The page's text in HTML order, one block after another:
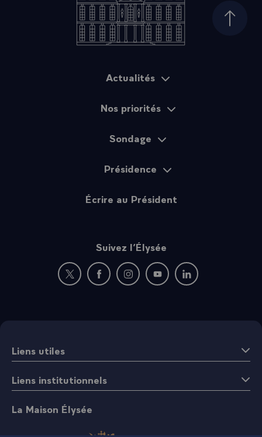
Haut
Actualités
Nos priorités
Sondage
Présidence
Écrire au Président
Suivez l’Élysée
Nouvelle fenêtre : rejoignez-nous sur Twitter
Nouvelle fenêtre : rejoignez-nous sur
Nouvelle fenêtre : rejoignez-nous
Nouvelle fenêtre :
Nouvelle fenêtre :
Liens utiles
Liens institutionnels
La Maison Élysée